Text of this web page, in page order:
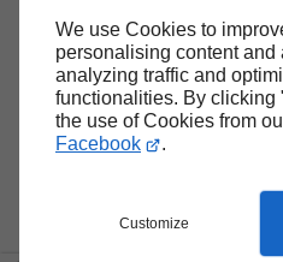
We use Cookies to
personalising content and
analyzing traffic and
functionalities. By clicking
the use of Cookies from
Facebook
.
Customize
Haut